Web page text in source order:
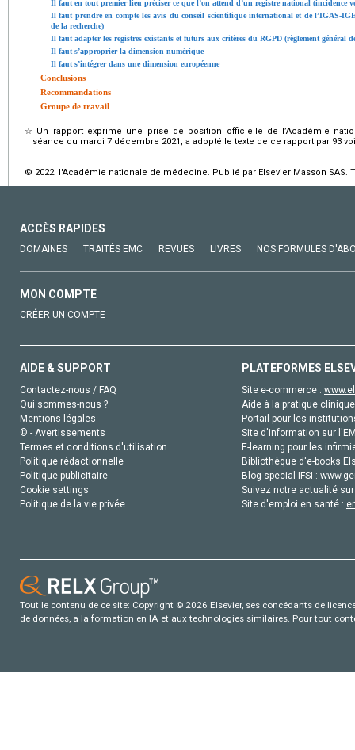
Il faut en tout premier lieu préciser ce que l’on attend d’un registre national (incidence
Il faut prendre en compte les avis du conseil scientifique international et de l’IGAS-
de la recherche)
Il faut adapter les registres existants et futurs aux critères du RGPD (règlement général
Il faut s’approprier la dimension numérique
Il faut s’intégrer dans une dimension européenne
Conclusions
Recommandations
Groupe de travail
☆ Un rapport exprime une prise de position officielle de l’Académie
séance du mardi 7 décembre 2021, a adopté le texte de ce rapport par 93
© 2022 l'Académie nationale de médecine. Publié par Elsevier Masson SAS.
ACCÈS RAPIDES
DOMAINES TRAITÉS EMC REVUES LIVRES NOS FORMULES
MON COMPTE
CRÉER UN COMPTE
AIDE & SUPPORT
Contactez-nous / FAQ
Qui sommes-nous ?
Mentions légales
© - Avertissements
Termes et conditions d'utilisation
Politique rédactionnelle
Politique publicitaire
Cookie settings
Politique de la vie privée
PLATEFORMES
Site e-commerce :
Aide à la pratique
Portail pour les
Site d'information sur
E-learning pour les
Bibliothèque d'e-books
Blog special IFSI :
Suivez notre actualité
Site d'emploi en santé :
Tout le contenu de ce site: Copyright © 2026 Elsevier, ses concédants de
de données, a la formation en IA et aux technologies similaires. Pour tout